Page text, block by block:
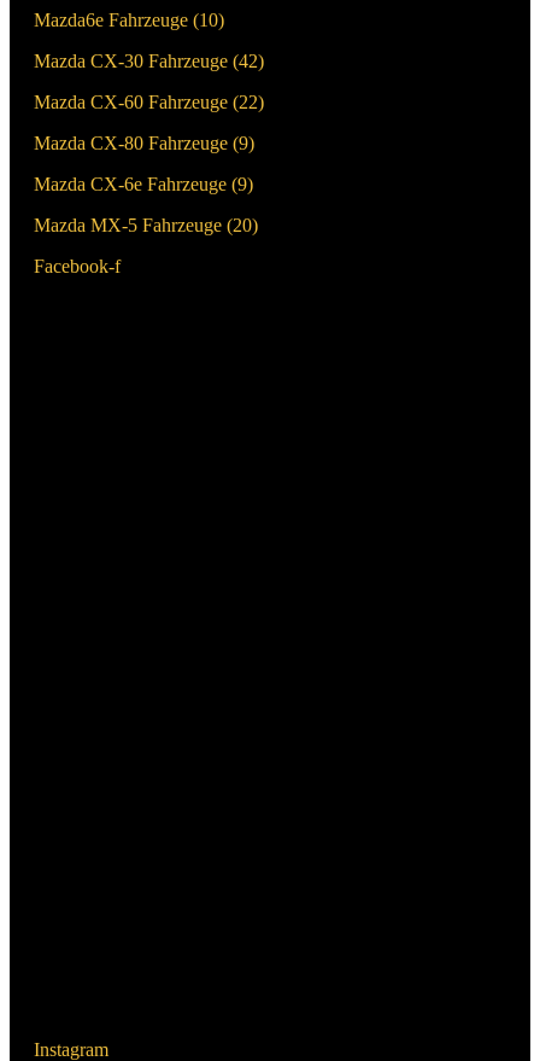
Mazda6e Fahrzeuge (10)
Mazda CX-30 Fahrzeuge (42)
Mazda CX-60 Fahrzeuge (22)
Mazda CX-80 Fahrzeuge (9)
Mazda CX-6e Fahrzeuge (9)
Mazda MX-5 Fahrzeuge (20)
Facebook-f
Instagram